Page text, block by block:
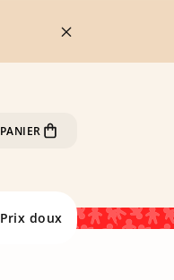
PANIER
Prix doux